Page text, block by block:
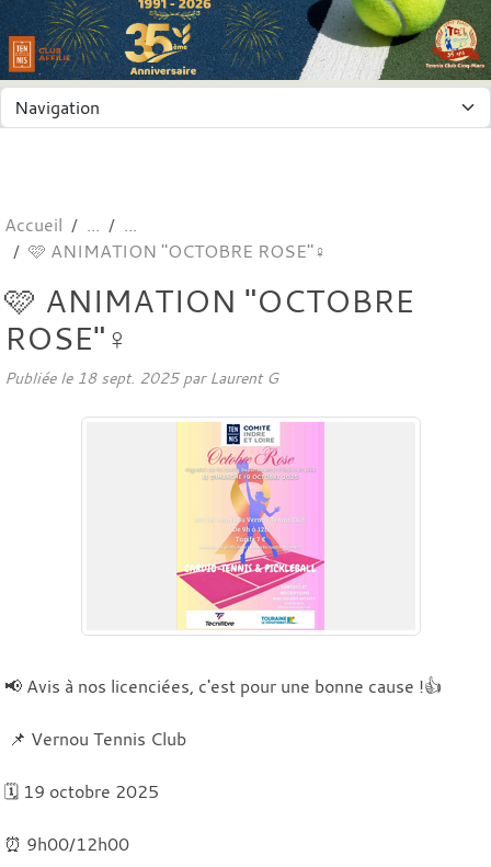
Accueil
🩷 ANIMATION "OCTOBRE ROSE"♀️
🩷 ANIMATION "OCTOBRE
ROSE"♀️
Publiée le 18 sept. 2025par Laurent G
📢 Avis à nos licenciées, c'est pour une bonne cause !👍
📌 Vernou Tennis Club
🗓️ 19 octobre 2025
⏰ 9h00/12h00
Panneau de gestion des cookies